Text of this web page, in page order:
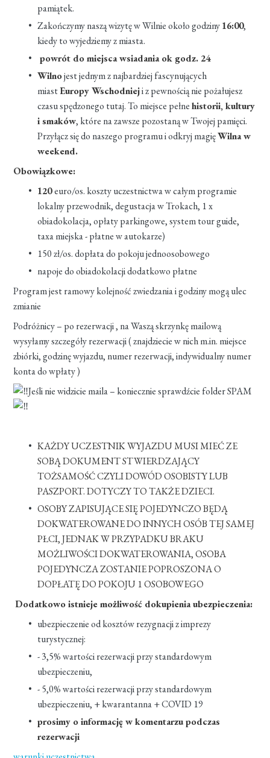
pamiątek.
Zakończymy naszą wizytę w Wilnie około godziny16:00,
kiedy to wyjedziemy z miasta.
powrót do miejsca wsiadania ok godz. 24
Wilnojest jednym z najbardziej fascynujących
miastEuropy Wschodnieji z pewnością nie pożałujesz
czasu spędzonego tutaj. To miejsce pełnehistorii, kultury
i smaków, które na zawsze pozostaną w Twojej pamięci.
Przyłącz się do naszego programu i odkryj magięWilna w
weekend.
Obowiązkowe:
120euro/os. koszty uczestnictwa w całym programie
lokalny przewodnik, degustacja w Trokach, 1 x
obiadokolacja, opłaty parkingowe, system tour guide,
taxa miejska - płatne w autokarze)
150 zł/os. dopłata do pokoju jednoosobowego
napoje do obiadokolacji dodatkowo płatne
Program jest ramowy kolejność zwiedzania i godziny mogą ulec
zmianie
Podróżnicy – po rezerwacji , na Waszą skrzynkę mailową
wysyłamy szczegóły rezerwacji ( znajdziecie w nich m.in. miejsce
zbiórki, godzinę wyjazdu, numer rezerwacji, indywidualny numer
konta do wpłaty )
Jeśli nie widzicie maila – koniecznie sprawdźcie folder SPAM
KAŻDY UCZESTNIK WYJAZDU MUSI MIEĆ ZE
SOBĄ DOKUMENT STWIERDZAJĄCY
TOŻSAMOŚĆ CZYLI DOWÓD OSOBISTY LUB
PASZPORT. DOTYCZY TO TAKŻE DZIECI.
OSOBY ZAPISUJĄCE SIĘ POJEDYNCZO BĘDĄ
DOKWATEROWANE DO INNYCH OSÓB TEJ SAMEJ
PŁCI, JEDNAK W PRZYPADKU BRAKU
MOŻLIWOŚCI DOKWATEROWANIA, OSOBA
POJEDYNCZA ZOSTANIE POPROSZONA O
DOPŁATĘ DO POKOJU 1 OSOBOWEGO
Dodatkowo istnieje możliwość dokupienia ubezpieczenia:
ubezpieczenie od kosztów rezygnacji z imprezy
turystycznej:
- 3,5% wartości rezerwacji przy standardowym
ubezpieczeniu,
- 5,0% wartości rezerwacji przy standardowym
ubezpieczeniu, + kwarantanna + COVID 19
prosimy o informację w komentarzu podczas
rezerwacji